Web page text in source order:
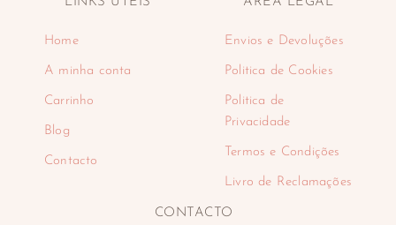
Home
A minha conta
Carrinho
Blog
Contacto
Envios e Devoluções
Politica de Cookies
Politica de
Privacidade
Termos e Condições
Livro de Reclamações
CONTACTO